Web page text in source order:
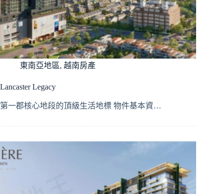
東南亞地區, 越南房產
Lancaster Legacy
第一郡核心地段的頂級生活地標 物件基本資…